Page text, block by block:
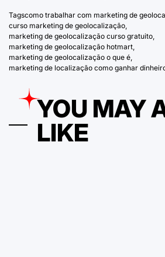
Tagscomo trabalhar com marketing de
curso marketing de geolocalização
marketing de geolocalização curso gratuito
marketing de geolocalização hotmart
marketing de geolocalização o que é
marketing de localização como ganhar
YOU MAY
LIKE